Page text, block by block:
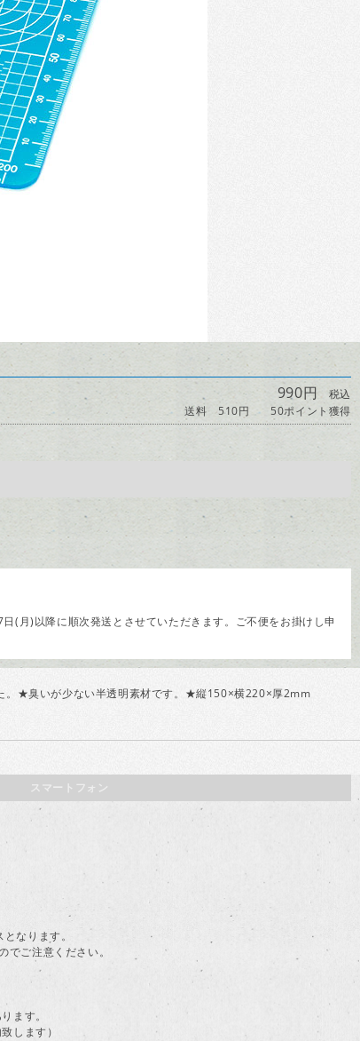
990円 税込
送料 510円
50ポイント獲得
(月)以降に順次発送とさせていただきます。ご不便をお掛けし申
。★臭いが少ない半透明素材です。★縦150×横220×厚2mm
スマートフォン
なります。
ご注意ください。
ます。
します）